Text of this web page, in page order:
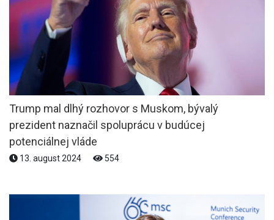
Trump mal dlhý rozhovor s Muskom, bývalý
prezident naznačil spoluprácu v budúcej
potenciálnej vláde
13. august 2024 554